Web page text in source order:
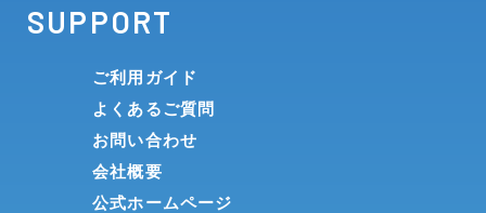
SUPPORT
ご利用ガイド
よくあるご質問
お問い合わせ
会社概要
公式ホームページ